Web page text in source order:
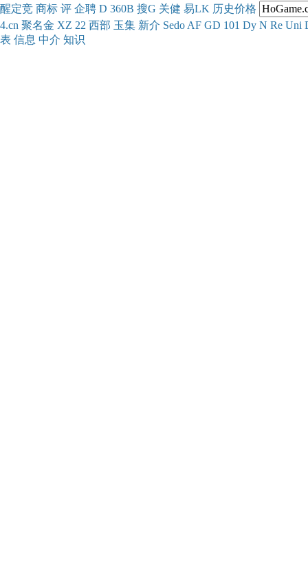
醒定竞 商标 评 企聘 D 360B 搜G 关健 易LK 历史价格
4.cn 聚名金 XZ 22 西部 玉集 新介 Sedo AF GD 101 Dy N Re Uni
表 信息 中介 知识